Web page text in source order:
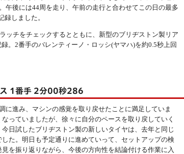
午後には44周を走り、午前の走行と合わせてこの日の最多
しました。
ッチをチェックするとともに、新型のブリヂストン製リア
。2番手のバレンティーノ・ロッシ(ヤマハ)を約0.5秒上回
1番手 2分00秒286
に進み、マシンの感覚を取り戻せたことに満足していま
っていましたが、徐々に自分のペースを取り戻していく
日試したブリヂストン製の新しいタイヤは、去年と同じ
た。明日も予定通りに進めていって、セットアップの検
を振り返りながら、今後の方向性を結論付ける作業に入